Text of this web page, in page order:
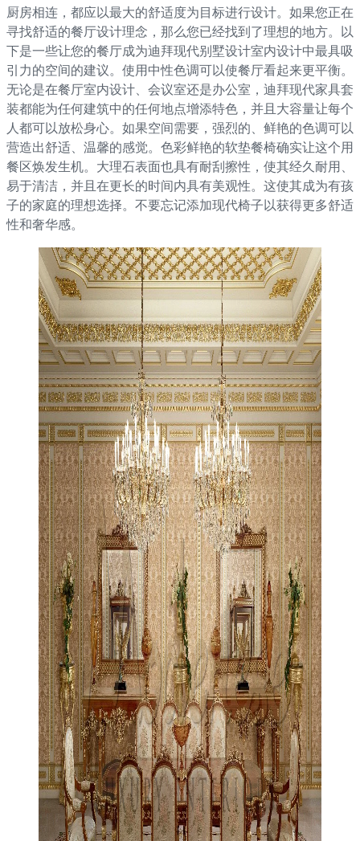
厨房相连，都应以最大的舒适度为目标进行设计。如果您正在
寻找舒适的餐厅设计理念，那么您已经找到了理想的地方。以
下是一些让您的餐厅成为迪拜现代别墅设计室内设计中最具吸
引力的空间的建议。使用中性色调可以使餐厅看起来更平衡。
无论是在餐厅室内设计、会议室还是办公室，迪拜现代家具套
装都能为任何建筑中的任何地点增添特色，并且大容量让每个
人都可以放松身心。如果空间需要，强烈的、鲜艳的色调可以
营造出舒适、温馨的感觉。色彩鲜艳的软垫餐椅确实让这个用
餐区焕发生机。大理石表面也具有耐刮擦性，使其经久耐用、
易于清洁，并且在更长的时间内具有美观性。这使其成为有孩
子的家庭的理想选择。不要忘记添加现代椅子以获得更多舒适
性和奢华感。